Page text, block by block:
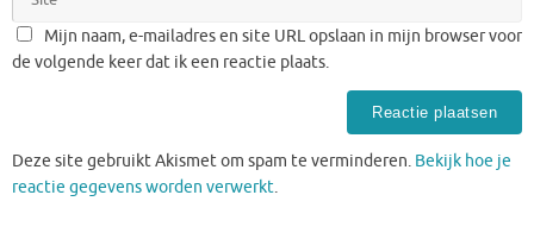
Mijn naam, e-mailadres en site URL opslaan in mijn browser voor
de volgende keer dat ik een reactie plaats.
Deze site gebruikt Akismet om spam te verminderen. Bekijk hoe je
reactie gegevens worden verwerkt.